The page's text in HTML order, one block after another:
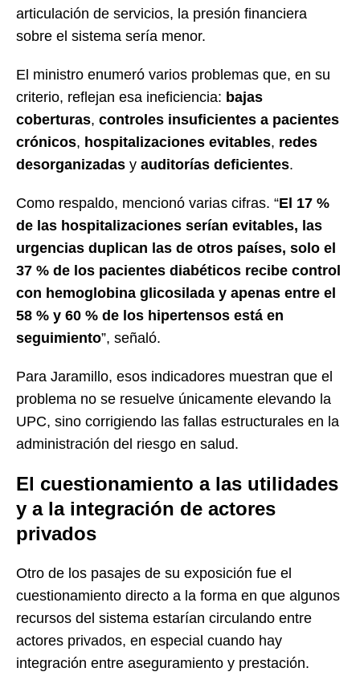
articulación de servicios, la presión financiera
sobre el sistema sería menor.
El ministro enumeró varios problemas que, en su
criterio, reflejan esa ineficiencia: bajas
coberturas, controles insuficientes a pacientes
crónicos, hospitalizaciones evitables, redes
desorganizadas y auditorías deficientes.
Como respaldo, mencionó varias cifras. “El 17 %
de las hospitalizaciones serían evitables, las
urgencias duplican las de otros países, solo el
37 % de los pacientes diabéticos recibe control
con hemoglobina glicosilada y apenas entre el
58 % y 60 % de los hipertensos está en
seguimiento”, señaló.
Para Jaramillo, esos indicadores muestran que el
problema no se resuelve únicamente elevando la
UPC, sino corrigiendo las fallas estructurales en la
administración del riesgo en salud.
El cuestionamiento a las utilidades
y a la integración de actores
privados
Otro de los pasajes de su exposición fue el
cuestionamiento directo a la forma en que algunos
recursos del sistema estarían circulando entre
actores privados, en especial cuando hay
integración entre aseguramiento y prestación.